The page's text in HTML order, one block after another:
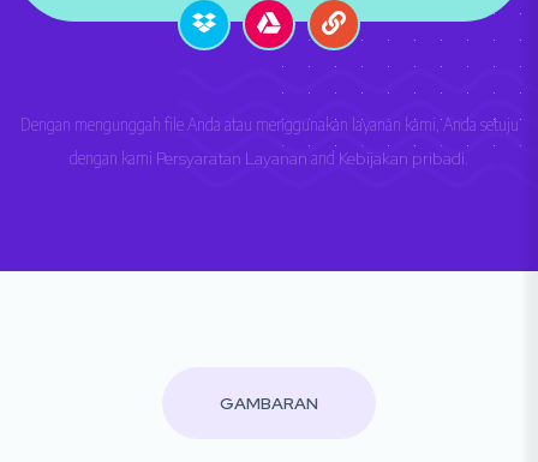
Dengan mengunggah file Anda atau menggunakan layanan kami, Anda setuju
dengan kami Persyaratan Layanan and Kebijakan pribadi
GAMBARAN